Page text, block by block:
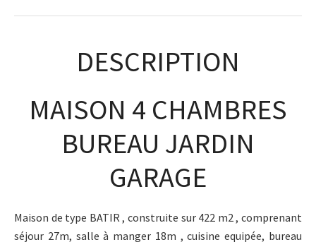
DESCRIPTION
MAISON 4 CHAMBRES
BUREAU JARDIN
GARAGE
Maison de type BATIR , construite sur 422 m2 , comprenant
séjour 27m, salle à manger 18m , cuisine equipée, bureau